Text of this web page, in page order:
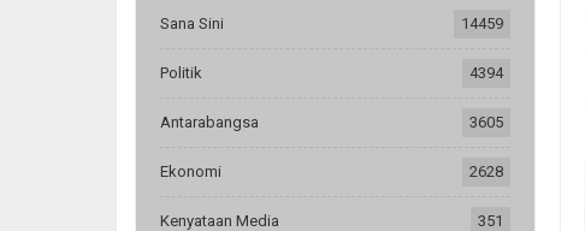
Sana Sini 14459
Politik 4394
Antarabangsa 3605
Ekonomi 2628
Kenyataan Media 351